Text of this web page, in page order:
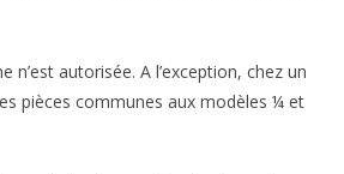
n’est autorisée. A l’exception, chez un
pièces communes aux modèles ¼ et